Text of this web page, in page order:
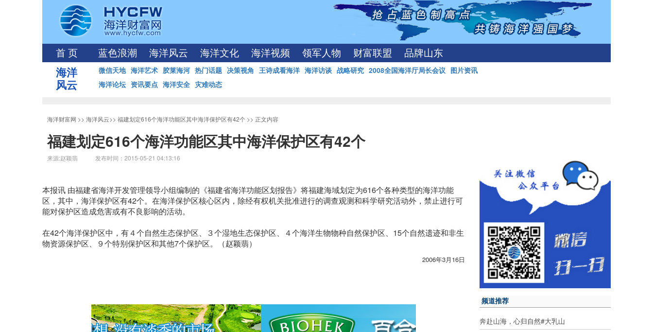
首 页 蓝色浪潮 海洋风云 海洋文化 海洋视频 领军人物 财富联盟 品牌山东
海洋
风云
微信天地 海洋艺术 胶莱海河 热门话题 决策视角 王诗成看海洋 海洋访谈 战略研究 2008全国海洋厅局长会议 图片资讯
海洋论坛 资讯要点 海洋安全 灾难动态
海洋财富网 >> 海洋风云>> 福建划定616个海洋功能区其中海洋保护区有42个 >> 正文内容
福建划定616个海洋功能区其中海洋保护区有42个
来源:赵颖翡 发布时间：2015-05-21 04:13:16
本报讯 由福建省海洋开发管理领导小组编制的《福建省海洋功能区划报告》将福建海域划定为616个各种类型的海洋功能
区，其中，海洋保护区有42个。在海洋保护区核心区内，除经有权机关批准进行的调查观测和科学研究活动外，禁止进行可
能对保护区造成危害或有不良影响的活动。
在42个海洋保护区中，有４个自然生态保护区、３个湿地生态保护区、４个海洋生物物种自然保护区、15个自然遗迹和非生
物资源保护区、９个特别保护区和其他7个保护区。（赵颖翡）
2006年3月16日
频道推荐
奔赴山海，心归自然#大乳山